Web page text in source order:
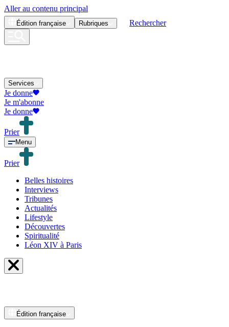
Aller au contenu principal
Édition française Rubriques Rechercher
Services
Je donne
Je m'abonne
Je donne
Prier
Menu
Prier
Belles histoires
Interviews
Tribunes
Actualités
Lifestyle
Découvertes
Spiritualité
Léon XIV à Paris
Édition française